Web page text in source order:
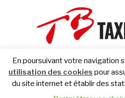
45 rue du Guidon
03 85
En poursuivant votre navigation
utilisation des cookies pour
du site internet et établir des